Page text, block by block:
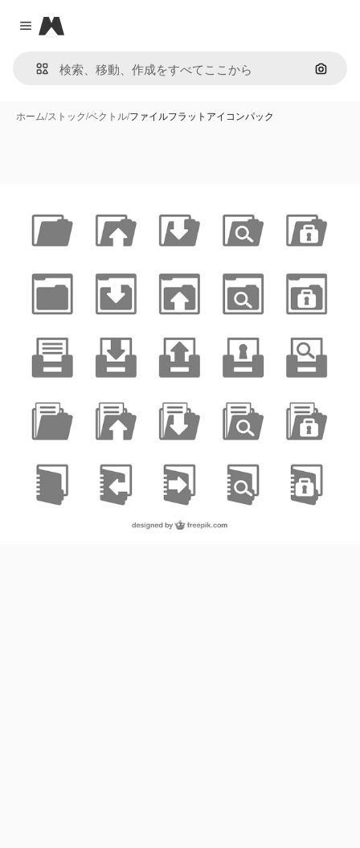
Close menu
Magnific
画像で
ホーム/ストック/ベクトル/ファイルフラットアイコンパック